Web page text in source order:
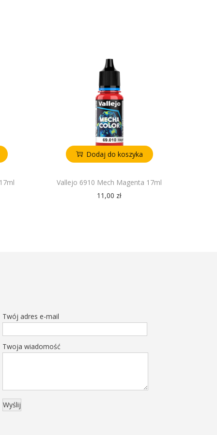
Dodaj do koszyka
Vallejo 6910 Mech Magenta 17ml
11,00 zł
Twój adres e-mail
Twoja wiadomość